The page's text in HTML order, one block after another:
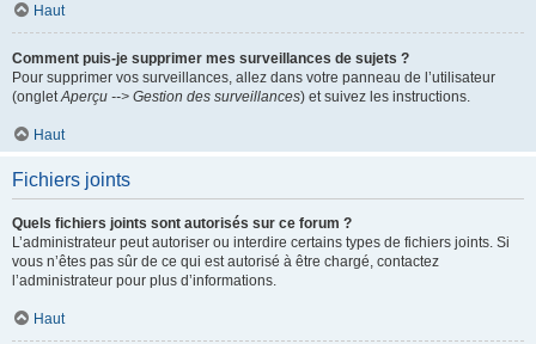
Haut
Comment puis-je supprimer mes surveillances de sujets ?
Pour supprimer vos surveillances, allez dans votre panneau de l’utilisateur
(ongletAperçu --> Gestion des surveillances) et suivez les instructions.
Haut
Fichiers joints
Quels fichiers joints sont autorisés sur ce forum ?
L’administrateur peut autoriser ou interdire certains types de fichiers joints. Si
vous n’êtes pas sûr de ce qui est autorisé à être chargé, contactez
l’administrateur pour plus d’informations.
Haut